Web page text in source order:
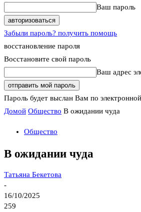
Ваш пароль
Забыли пароль? получить помощь
восстановление пароля
Восстановите свой пароль
Ваш адрес
Пароль будет выслан Вам по
Домой Общество В ожидании чуда
Общество
В ожидании чуда
Татьяна Бекетова
-
16/10/2025
259